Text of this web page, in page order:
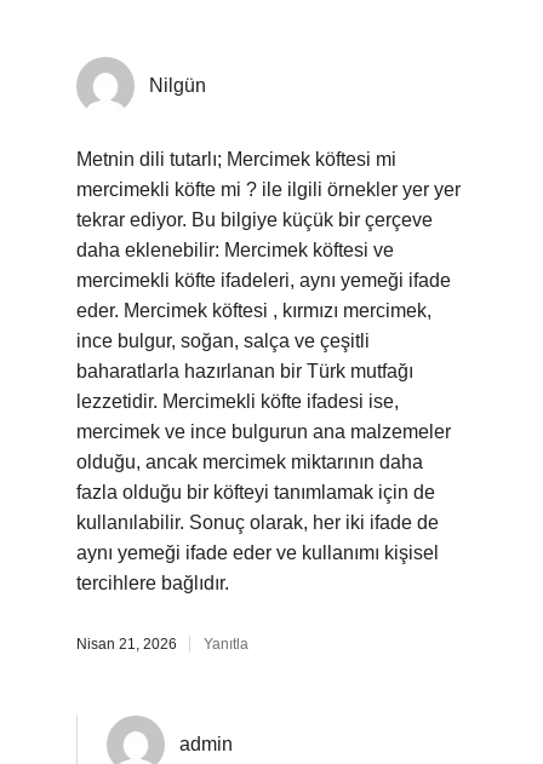
Nilgün
Metnin dili tutarlı; Mercimek köftesi mi
mercimekli köfte mi ? ile ilgili örnekler yer yer
tekrar ediyor. Bu bilgiye küçük bir çerçeve
daha eklenebilir: Mercimek köftesi ve
mercimekli köfte ifadeleri, aynı yemeği ifade
eder. Mercimek köftesi , kırmızı mercimek,
ince bulgur, soğan, salça ve çeşitli
baharatlarla hazırlanan bir Türk mutfağı
lezzetidir. Mercimekli köfte ifadesi ise,
mercimek ve ince bulgurun ana malzemeler
olduğu, ancak mercimek miktarının daha
fazla olduğu bir köfteyi tanımlamak için de
kullanılabilir. Sonuç olarak, her iki ifade de
aynı yemeği ifade eder ve kullanımı kişisel
tercihlere bağlıdır.
Nisan 21, 2026 Yanıtla
admin